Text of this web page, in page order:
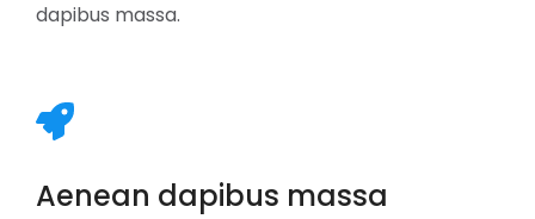
dapibus massa.
Aenean dapibus massa